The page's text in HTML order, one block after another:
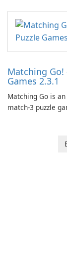
Matching Go!
Games 2.3.1
Matching Go is
match-3 puzzle
Ollie, on an